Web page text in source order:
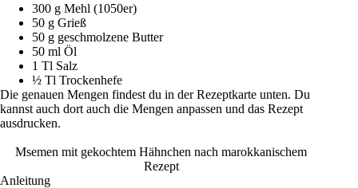
300 g Mehl (1050er)
50 g Grieß
50 g geschmolzene Butter
50 ml Öl
1 Tl Salz
½ Tl Trockenhefe
Die genauen Mengen findest du in der Rezeptkarte unten. Du
kannst auch dort auch die Mengen anpassen und das Rezept
ausdrucken.
Msemen mit gekochtem Hähnchen nach marokkanischem
Rezept
Anleitung